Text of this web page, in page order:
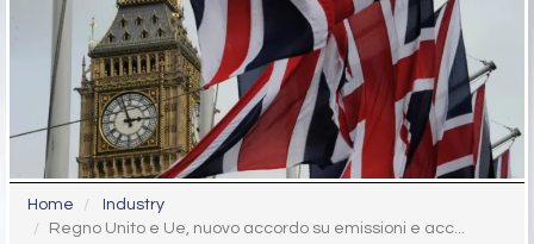
Home
Industry
Regno Unito e Ue, nuovo accordo su emissioni e acc...